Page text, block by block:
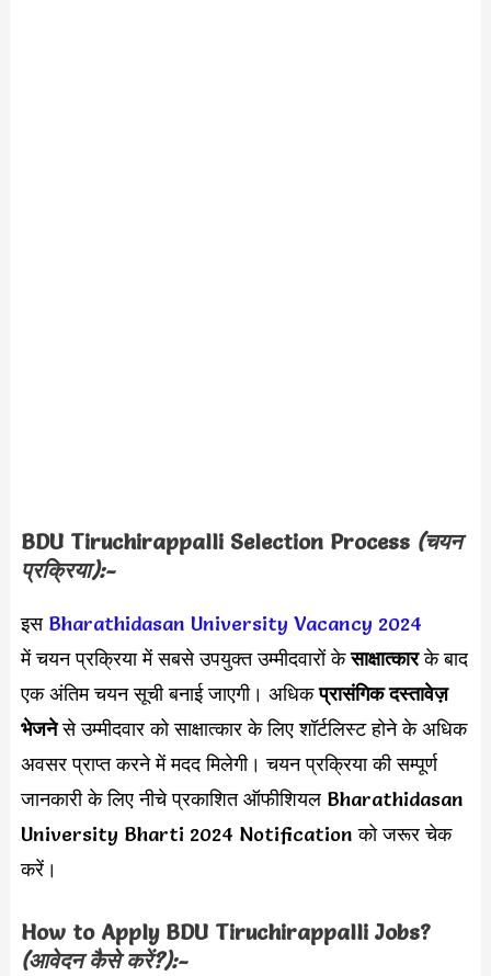
BDU Tiruchirappalli Selection Process (चयन
प्रक्रिया):-
इस Bharathidasan University Vacancy 2024
में चयन प्रक्रिया में सबसे उपयुक्त उम्मीदवारों केसाक्षात्कारके बाद
एक अंतिम चयन सूची बनाई जाएगी। अधिकप्रासंगिक दस्तावेज़
भेजनेसे उम्मीदवार को साक्षात्कार के लिए शॉर्टलिस्ट होने के अधिक
अवसर प्राप्त करने में मदद मिलेगी। चयन प्रक्रिया की सम्पूर्ण
जानकारी के लिए नीचे प्रकाशित ऑफीशियल Bharathidasan
University Bharti 2024 Notification को जरूर चेक
करें।
How to Apply BDU Tiruchirappalli Jobs?
(आवेदन कैसे करें?):-